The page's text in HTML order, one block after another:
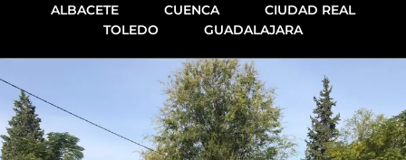
ALBACETE CUENCA
CIUDAD REAL
TOLEDO
GUADALAJARA